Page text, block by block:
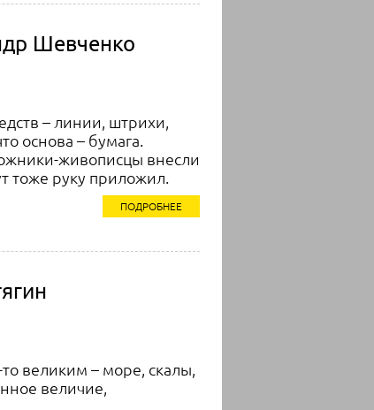
Шевченко
– линии, штрихи,
основа – бумага.
живописцы внесли
тоже руку приложил.
ПОДРОБНЕЕ
великим – море, скалы,
величие,